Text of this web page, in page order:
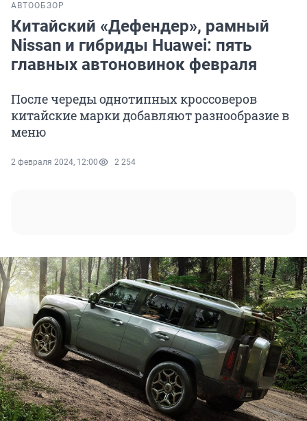
АВТООБЗОР
Китайский «Дефендер», рамный
Nissan и гибриды Huawei: пять
главных автоновинок февраля
После череды однотипных кроссоверов
китайские марки добавляют разнообразие в
меню
2 февраля 2024, 12:00 2 254